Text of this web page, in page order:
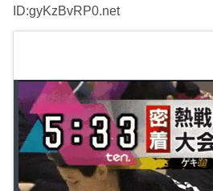
ID:gyKzBvRP0.net